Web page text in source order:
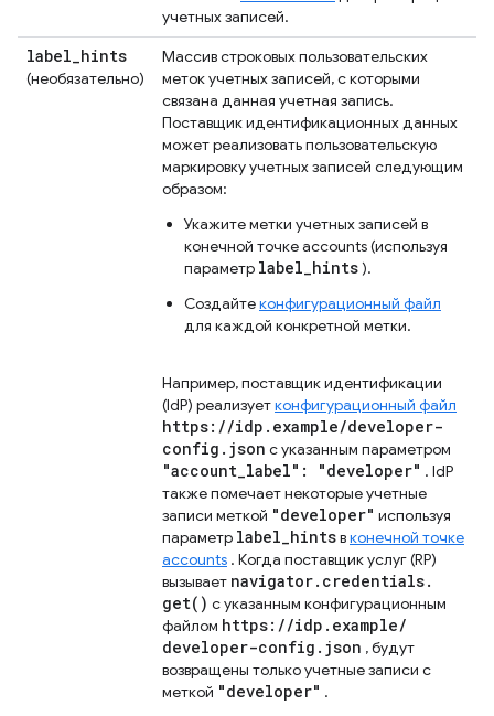
учетных записей.
label_hints
(необязательно)
Массив строковых пользовательских
меток учетных записей, с которыми
связана данная учетная запись.
Поставщик идентификационных данных
может реализовать пользовательскую
маркировку учетных записей следующим
образом:
Укажите метки учетных записей в
конечной точке accounts (используя
параметр label_hints).
Создайтеконфигурационный файл
для каждой конкретной метки.
Например, поставщик идентификации
(IdP) реализуетконфигурационный файл
https: //idp . example/developer-
config . json с указанным параметром
"account_label": "developer" . IdP
также помечает некоторые учетные
записи меткой "developer" используя
параметр label_hintsвконечной точке
accounts . Когда поставщик услуг (RP)
вызывает navigator. credentials.
get( ) с указанным конфигурационным
файлом https: //idp . example/
developer-config . json , будут
возвращены только учетные записи с
меткой "developer" .